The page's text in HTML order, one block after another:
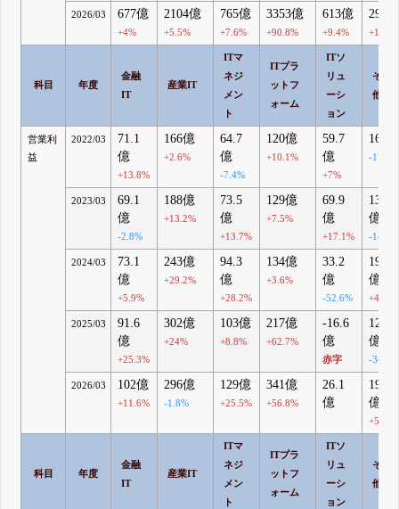
2026/03 677億
+4%
2104億
+5.5%
765億
+7.6%
3353億
+90.8%
613億
+9.4%
292
+1.3%
科目 年度
金融
IT
産業IT
ITマ
ネジ
メン
ト
ITプラ
ットフ
ォーム
ITソ
リュ
ーシ
ョン
その
他
営業利
益
2022/03
71.1
億
+13.8%
166億
+2.6%
64.7
億
-7.4%
120億
+10.1%
59.7
億
+7%
16億
-17.4%
2023/03
69.1
億
-2.8%
188億
+13.2%
73.5
億
+13.7%
129億
+7.5%
69.9
億
+17.1%
13.7
億
-14.6%
2024/03
73.1
億
+5.9%
243億
+29.2%
94.3
億
+28.2%
134億
+3.6%
33.2
億
-52.6%
19.2
億
2025/03
91.6
億
+25.3%
302億
+24%
103億
+8.8%
217億
+62.7%
-16.6
億
赤字
12.7
億
-34%
2026/03 102億
+11.6%
296億
-1.8%
129億
+25.5%
341億
+56.8%
26.1
億
19.1
億
科目 年度
金融
IT
産業IT
ITマ
ネジ
メン
ト
ITプラ
ットフ
ォーム
ITソ
リュ
ーシ
ョン
その
他